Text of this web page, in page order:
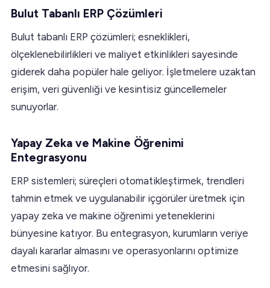
Bulut Tabanlı ERP Çözümleri
Bulut tabanlı ERP çözümleri; esneklikleri,
ölçeklenebilirlikleri ve maliyet etkinlikleri sayesinde
giderek daha popüler hale geliyor. İşletmelere uzaktan
erişim, veri güvenliği ve kesintisiz güncellemeler
sunuyorlar.
Yapay Zeka ve Makine Öğrenimi
Entegrasyonu
ERP sistemleri; süreçleri otomatikleştirmek, trendleri
tahmin etmek ve uygulanabilir içgörüler üretmek için
yapay zeka ve makine öğrenimi yeteneklerini
bünyesine katıyor. Bu entegrasyon, kurumların veriye
dayalı kararlar almasını ve operasyonlarını optimize
etmesini sağlıyor.